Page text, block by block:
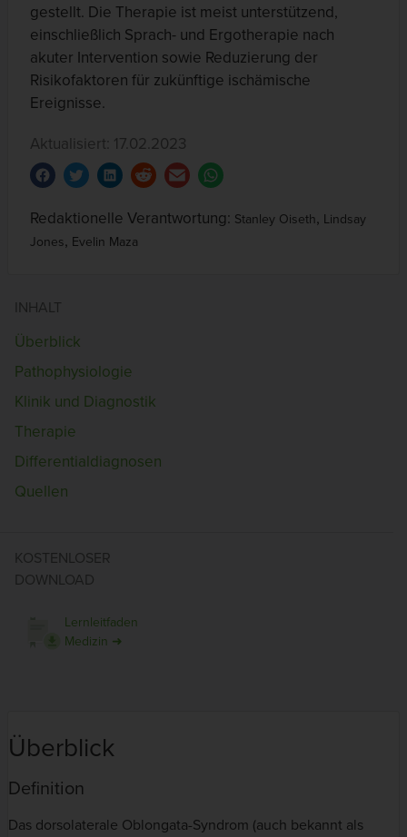
gestellt. Die Therapie ist meist unterstützend,
einschließlich Sprach- und Ergotherapie nach
akuter Intervention sowie Reduzierung der
Risikofaktoren für zukünftige ischämische
Ereignisse.
Aktualisiert: 17.02.2023
Redaktionelle Verantwortung: Stanley Oiseth, Lindsay
Jones, Evelin Maza
INHALT
Überblick
Pathophysiologie
Klinik und Diagnostik
Therapie
Differentialdiagnosen
Quellen
KOSTENLOSER
DOWNLOAD
Lernleitfaden
Medizin ➜
Überblick
Definition
Das dorsolaterale Oblongata-Syndrom (auch bekannt als